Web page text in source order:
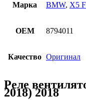
Марка BMW, X5
OEM 8794011
Качество Оригинал
Реле
2018) 2018